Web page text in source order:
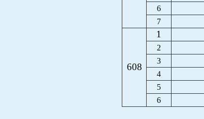
6
7
608
1
2
3
4
5
6